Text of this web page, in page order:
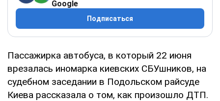
Google
Подписаться
Пассажирка автобуса, в который 22 июня
врезалась иномарка киевских СБУшников, на
судебном заседании в Подольском райсуде
Киева рассказала о том, как произошло ДТП.